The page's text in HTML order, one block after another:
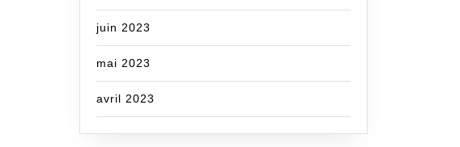
juin 2023
mai 2023
avril 2023